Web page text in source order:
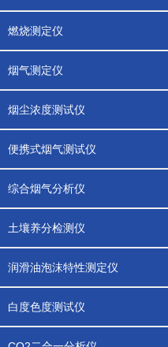
燃烧测定仪
烟气测定仪
烟尘浓度测试仪
便携式烟气测试仪
综合烟气分析仪
土壤养分检测仪
润滑油泡沫特性测定仪
白度色度测试仪